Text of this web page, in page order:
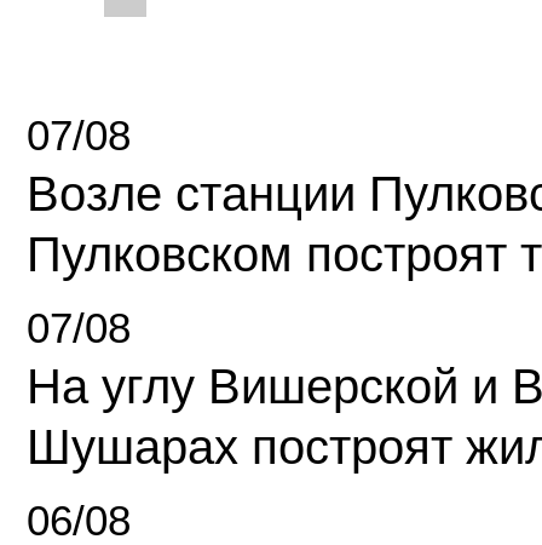
07/08
Возле станции
Пулковском построят
07/08
На углу Вишерской и
Шушарах построят
06/08